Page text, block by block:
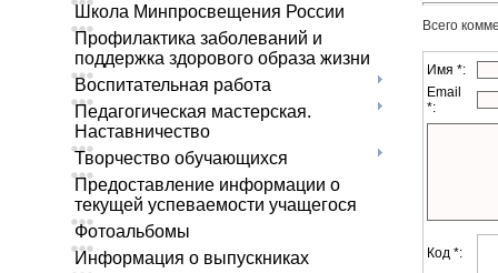
Школа Минпросвещения России
Профилактика заболеваний и
поддержка здорового образа жизни
Воспитательная работа
Педагогическая мастерская.
Наставничество
Творчество обучающихся
Предоставление информации о
текущей успеваемости учащегося
Фотоальбомы
Информация о выпускниках
Всего
Имя *:
Email
*:
Код *: